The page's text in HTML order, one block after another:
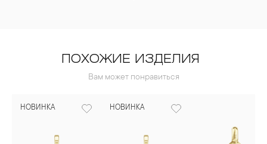
ПОХОЖИЕ ИЗДЕЛИЯ
Вам может понравиться
НОВИНКА НОВИНКА